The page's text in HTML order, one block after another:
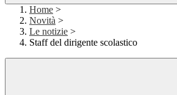
Home >
Novità >
Le notizie >
Staff del dirigente scolastico